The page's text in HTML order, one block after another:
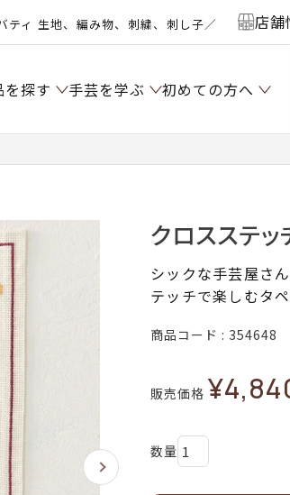
ティ 生地、編み物、刺繍、刺し子／ 店
を探す 手芸を学ぶ 初めての方へ
クロスステ
シックな手芸屋さ
テッチで楽しむタペ
商品コード 354648
販売価格 ¥